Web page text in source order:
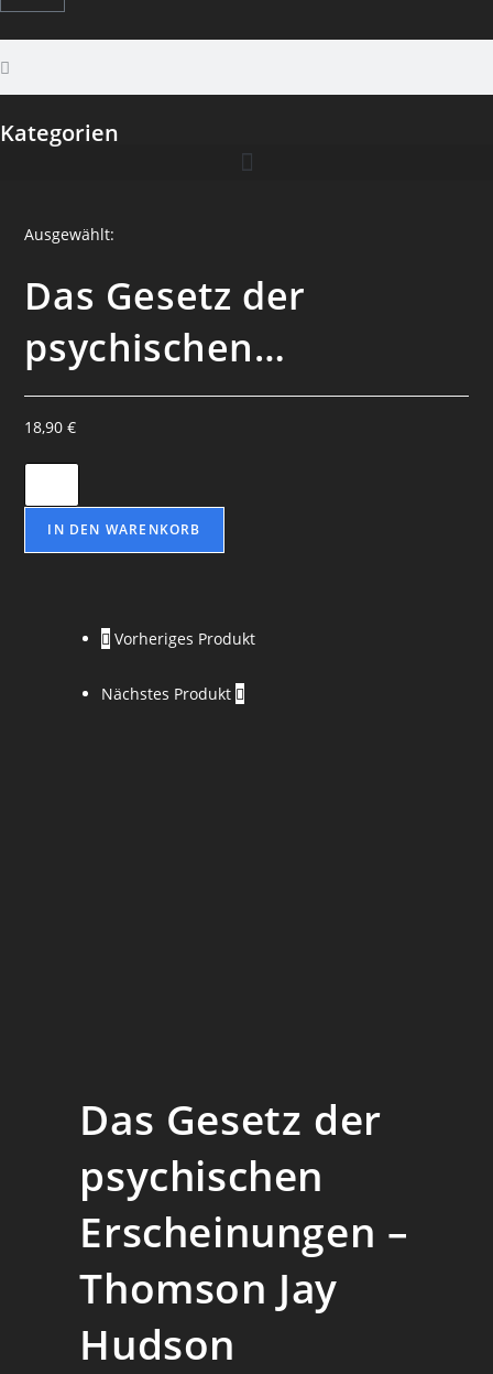
Kategorien
Ausgewählt:
Das Gesetz der
psychischen…
18,90€
IN DEN WARENKORB
Vorheriges Produkt
Nächstes Produkt
Das Gesetz der
psychischen
Erscheinungen –
Thomson Jay
Hudson